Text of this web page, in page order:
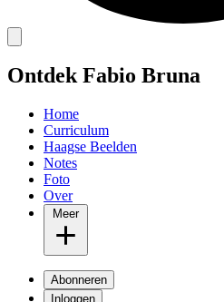
Ontdek Fabio Bruna
Home
Curriculum
Haagse Beelden
Notes
Foto
Over
Meer
Abonneren
Inloggen